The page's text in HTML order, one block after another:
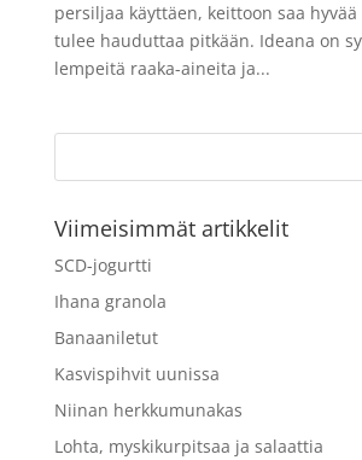
persiljaa käyttäen, keittoon saa
tulee hauduttaa pitkään. Ideana on
lempeitä raaka-aineita ja...
Viimeisimmät artikkelit
SCD-jogurtti
Ihana granola
Banaaniletut
Kasvispihvit uunissa
Niinan herkkumunakas
Lohta, myskikurpitsaa ja salaattia